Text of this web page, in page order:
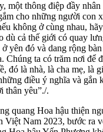
một thông điệp đầy
cho những người con
không ở cùng nhau,
dù cả thế giới có quay
yên đó và dang rộng
Chúng ta có trăm nơi để
đó là nhà, là cha mẹ, là
điều ý nghĩa và gắn
thân yêu”./.
quang Hoa hậu thiện
Việt Nam 2023, bước ra